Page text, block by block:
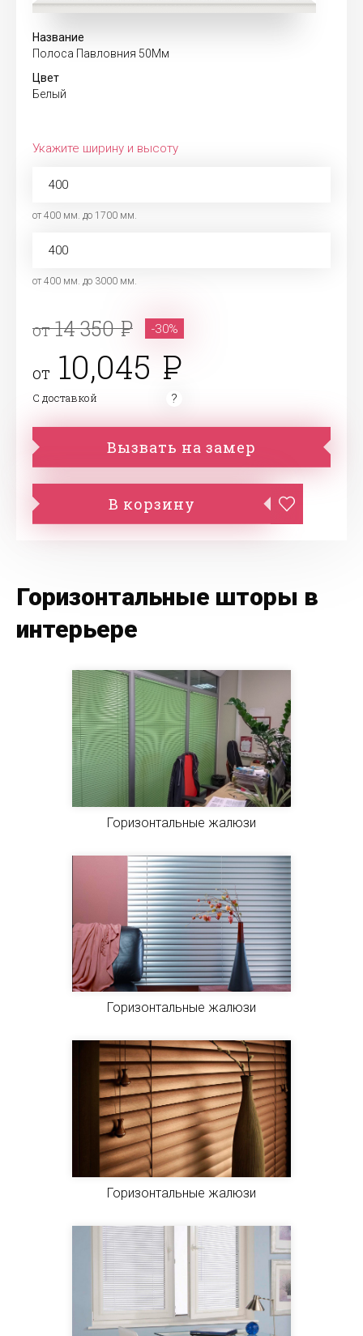
Название
Полоса Павловния 50Мм
Цвет
Белый
Укажите ширину и высоту
от 400 мм. до 1700 мм.
от 400 мм. до 3000 мм.
от14 350 -30%
от 10,045
С доставкой
Вызвать на замер
В корзину
Горизонтальные шторы в
интерьере
Горизонтальные жалюзи
Горизонтальные жалюзи
Горизонтальные жалюзи